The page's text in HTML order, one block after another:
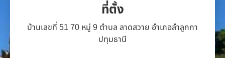
ที่ตั้ง
บ้านเลขที่ 51 70 หมู่ 9 ตำบล ลาดสวาย อำเภอลำลูกกา
ปทุมธานี